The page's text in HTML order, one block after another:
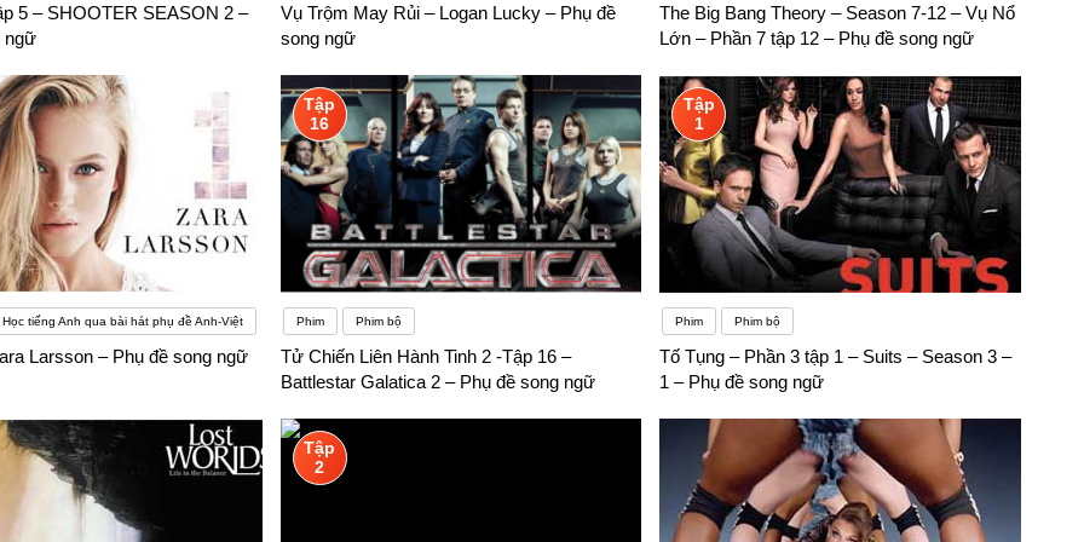
mà không cảm thấy áp lực, bất kể bạn hiện đang sống ở đâu
5 – SHOOTER SEASON 2 –
ngữ
Vụ Trộm May Rủi – Logan Lucky – Phụ đề
song ngữ
The Big Bang Theory – Season 7-12 – Vụ Nổ
Lớn – Phần 7 tập 12 – Phụ đề song ngữ
Học tiếng Anh qua bài hát phụ đề Anh-Việt
Larsson – Phụ đề song ngữ
Tập
16
Phim Phim bộ
Tử Chiến Liên Hành Tinh 2 -Tập 16 –
Battlestar Galatica 2 – Phụ đề song ngữ
Tập
1
Phim Phim bộ
Tố Tụng – Phần 3 tập 1 – Suits – Season 3 –
1 – Phụ đề song ngữ
Tập
2